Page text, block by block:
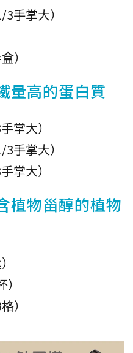
手掌大）
）
量高的蛋白質
掌大）
手掌大）
掌大）
植物甾醇的植物
）